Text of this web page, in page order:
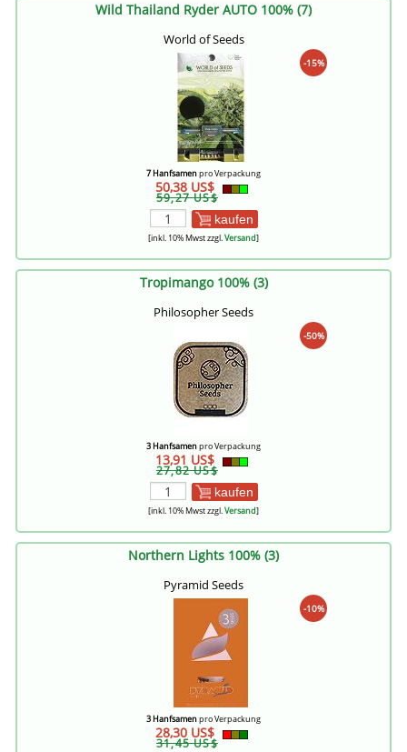
Wild Thailand Ryder AUTO 100% (7)
World of Seeds
-15%
7 Hanfsamenpro Verpackung
50,38 US$
59,27 US$
kaufen
[inkl. 10% Mwst zzgl.Versand]
Tropimango 100% (3)
Philosopher Seeds
-50%
3 Hanfsamenpro Verpackung
13,91 US$
27,82 US$
kaufen
[inkl. 10% Mwst zzgl.Versand]
Northern Lights 100% (3)
Pyramid Seeds
-10%
3 Hanfsamenpro Verpackung
28,30 US$
31,45 US$